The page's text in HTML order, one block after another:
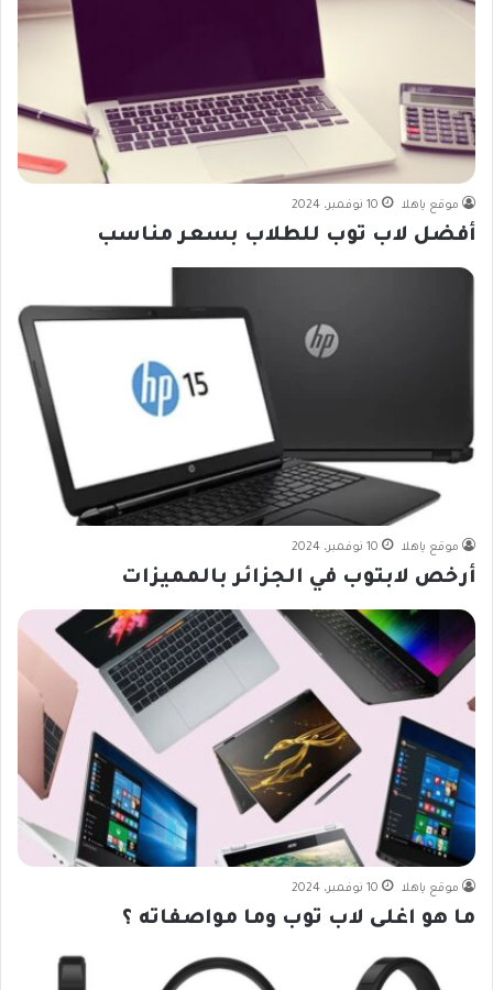
موقع ياهلا 10 نوفمبر، 2024
أفضل لاب توب للطلاب بسعر مناسب
موقع ياهلا 10 نوفمبر، 2024
أرخص لابتوب في الجزائر بالمميزات
موقع ياهلا 10 نوفمبر، 2024
ما هو اغلى لاب توب وما مواصفاته ؟